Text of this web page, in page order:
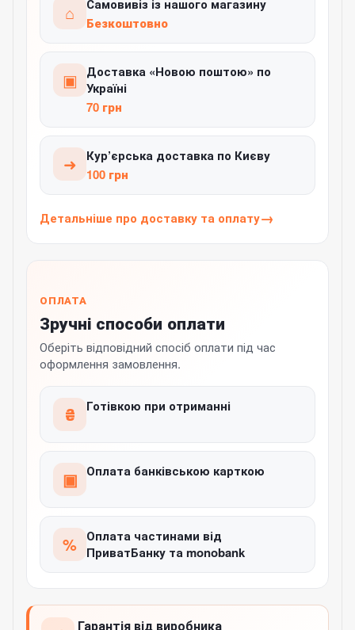
⌂
Самовивіз із нашого магазину
Безкоштовно
▣
Доставка «Новою поштою» по
Україні
70 грн
➜
Кур’єрська доставка по Києву
100 грн
Детальніше про доставку та оплату
ОПЛАТА
Зручні способи оплати
Оберіть відповідний спосіб оплати під час
оформлення замовлення.
₴ Готівкою при отриманні
▣ Оплата банківською карткою
% Оплата частинами від
ПриватБанку та monobank
Гарантія від виробника